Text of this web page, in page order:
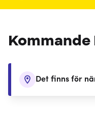
Det finns för